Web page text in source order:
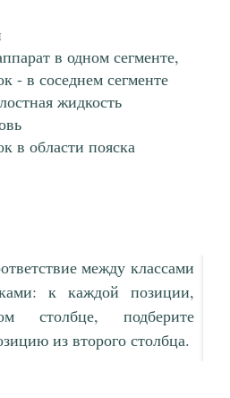
в одном сегменте,
- в соседнем сегменте
жидкость
в области пояска
между классами
к каждой позиции,
столбце, подберите
из второго столбца.